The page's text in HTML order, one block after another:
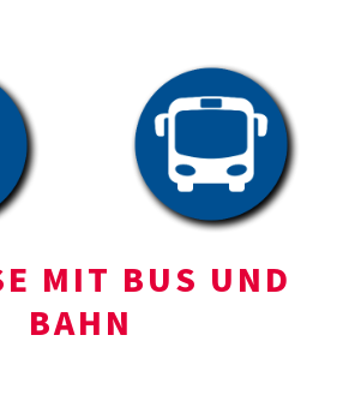
MIT BUS UND
BAHN